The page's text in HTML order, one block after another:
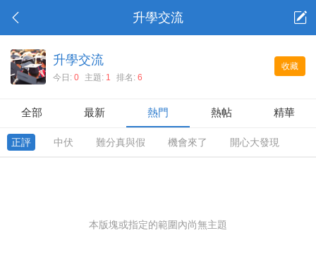
升學交流
收藏
升學交流
今日: 0 主題: 1 排名: 6
全部 最新 熱門 熱帖 精華
正評 中伏 難分真與假 機會來了 開心大發現
本版塊或指定的範圍內尚無主題